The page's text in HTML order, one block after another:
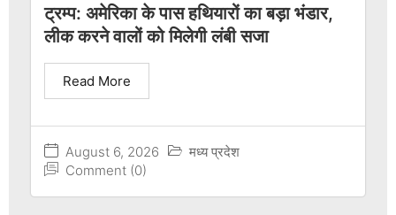
ट्रम्प: अमेरिका के पास हथियारों का बड़ा भंडार,
लीक करने वालों को मिलेगी लंबी सजा
August 6, 2026
मध्य प्रदेश
Comment (0)
Read More